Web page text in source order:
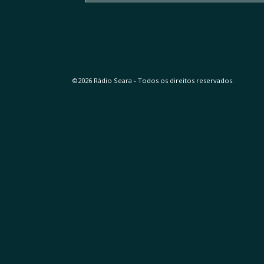
©2026 Rádio Seara - Todos os direitos reservados.